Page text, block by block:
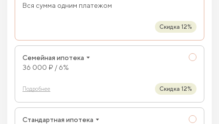
Вся сумма одним платежом
Скидка 12%
Семейная ипотека
36 000 ₽ / 6%
Подробнее Скидка 12%
Стандартная ипотека